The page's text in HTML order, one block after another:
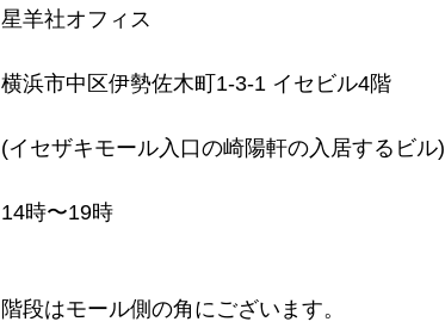
星羊社オフィス
横浜市中区伊勢佐木町1-3-1 イセビル4階
(イセザキモール入口の崎陽軒の入居するビル)
14時〜19時
階段はモール側の角にございます。